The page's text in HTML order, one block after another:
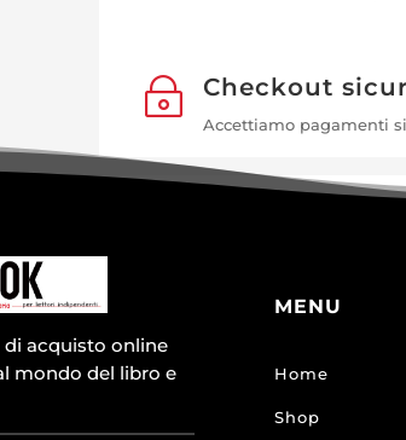
~ Checkout
Accettiamo pagamenti
acquisto online
mondo del libro e
MENU
Home
Shop